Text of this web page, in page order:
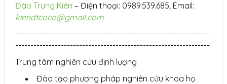
Đào Trung Kiên – Điện thoại: 0989.539.685; Email:
kiendtcoco@gmail.com
----------------------------------------------------------------
----------------------------------------------------------------
Trung tâm nghiên cứu định lượng
Đào tạo phương pháp nghiên cứu khoa họ